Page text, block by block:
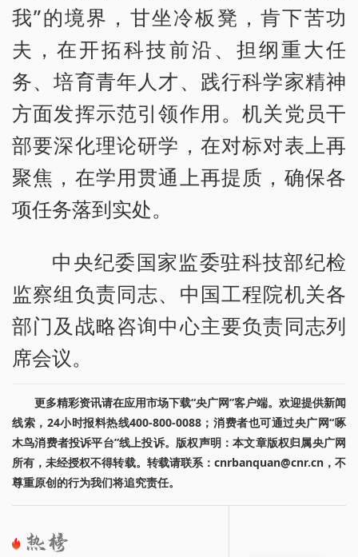
我”的境界，甘坐冷板凳，肯下苦功
夫，在开拓科技前沿、担纲重大任
务、培育青年人才、践行科学家精神
方面发挥示范引领作用。机关党员干
部要深化理论研学，在对标对表上再
聚焦，在学用贯通上再提质，确保各
项任务落到实处。
中央纪委国家监委驻科技部纪检
监察组负责同志、中国工程院机关各
部门及战略咨询中心主要负责同志列
席会议。
更多精彩资讯请在应用市场下载“央广网”客户端。欢迎提供新闻
线索，24小时报料热线400-800-0088；消费者也可通过央广网“啄
木鸟消费者投诉平台”线上投诉。版权声明：本文章版权归属央广网
所有，未经授权不得转载。转载请联系：cnrbanquan@cnr.cn，不
尊重原创的行为我们将追究责任。